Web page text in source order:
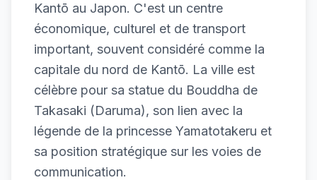
Kantō au Japon. C'est un centre
économique, culturel et de transport
important, souvent considéré comme la
capitale du nord de Kantō. La ville est
célèbre pour sa statue du Bouddha de
Takasaki (Daruma), son lien avec la
légende de la princesse Yamatotakeru et
sa position stratégique sur les voies de
communication.